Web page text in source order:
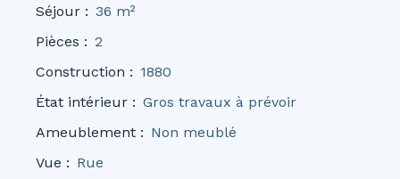
Séjour : 36 m²
Pièces : 2
Construction : 1880
État intérieur : Gros travaux à prévoir
Ameublement : Non meublé
Vue : Rue